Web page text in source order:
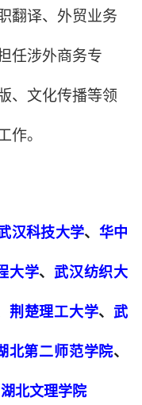
翻译、外贸业务
任涉外商务专
、文化传播等领
作。
汉科技大学、 华中
大学、武汉纺织大
荆楚理工大学、武
北第二师范学院、
湖北文理学院